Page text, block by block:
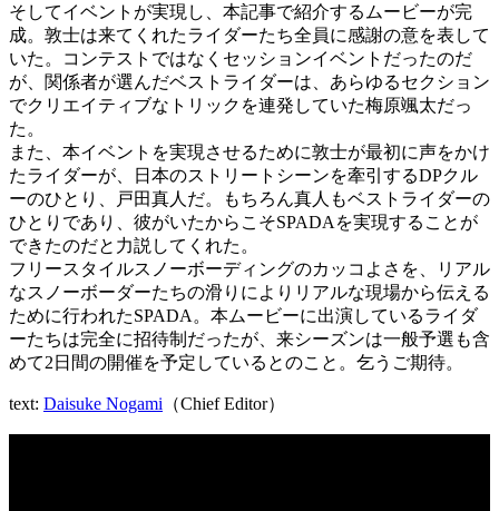
そしてイベントが実現し、本記事で紹介するムービーが完
成。敦士は来てくれたライダーたち全員に感謝の意を表して
いた。コンテストではなくセッションイベントだったのだ
が、関係者が選んだベストライダーは、あらゆるセクション
でクリエイティブなトリックを連発していた梅原颯太だっ
た。
また、本イベントを実現させるために敦士が最初に声をかけ
たライダーが、日本のストリートシーンを牽引するDPクル
ーのひとり、戸田真人だ。もちろん真人もベストライダーの
ひとりであり、彼がいたからこそSPADAを実現することが
できたのだと力説してくれた。
フリースタイルスノーボーディングのカッコよさを、リアル
なスノーボーダーたちの滑りによりリアルな現場から伝える
ために行われたSPADA。本ムービーに出演しているライダ
ーたちは完全に招待制だったが、来シーズンは一般予選も含
めて2日間の開催を予定しているとのこと。乞うご期待。
text: Daisuke Nogami （Chief Editor）